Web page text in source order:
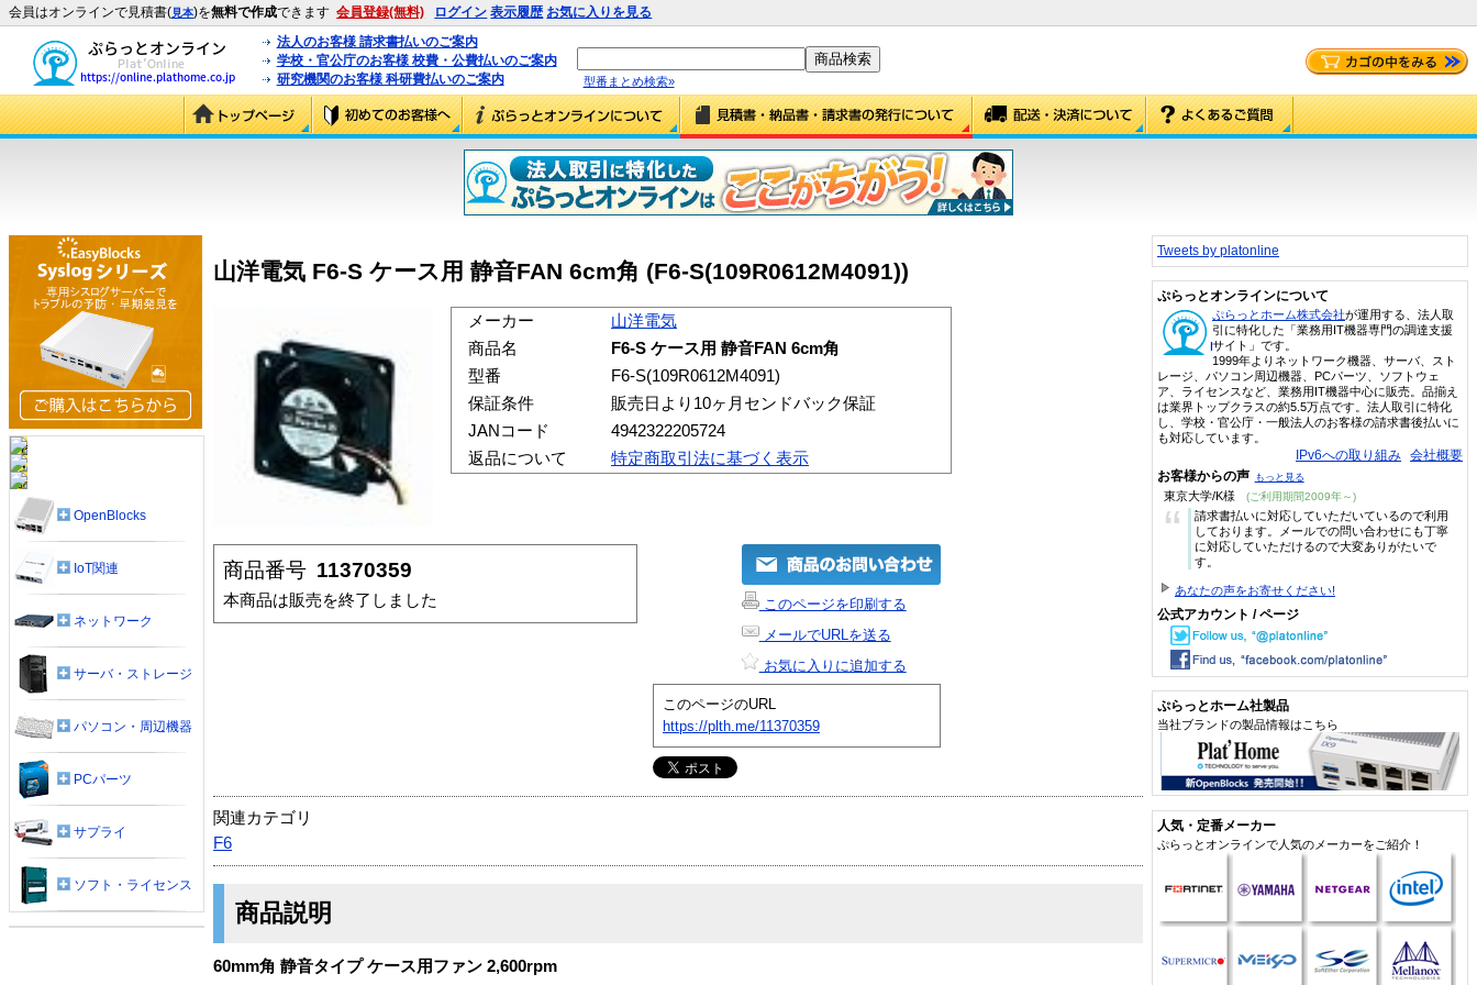
会員はオンラインで見積書(見本)を無料で作成できます 会員登録(無料) ログイン 表示履歴 お気に入りを見る
法人のお客様 請求書払いのご案内
学校・官公庁のお客様 校費・公費払いのご案内
研究機関のお客様 科研費払いのご案内
型番まとめ検索»
山洋電気 F6-S ケース用 静音FAN 6cm角 (F6-S(109R0612M4091))
メーカー
山洋電気
商品名
F6-S ケース用 静音FAN 6cm角
型番
F6-S(109R0612M4091)
保証条件
販売日より10ヶ月センドバック保証
JANコード
4942322205724
返品について
特定商取引法に基づく表示
商品番号 11370359
本商品は販売を終了しました
このページを印刷する
メールでURLを送る
お気に入りに追加する
このページのURL
https://plth.me/11370359
関連カテゴリ
F6
商品説明
60mm角 静音タイプ ケース用ファン 2,600rpm
OpenBlocks
IoT関連
ネットワーク
サーバ・ストレージ
パソコン・周辺機器
PCパーツ
サプライ
ソフト・ライセンス
Tweets by platonline
ぷらっとオンラインについて
ぷらっとホーム株式会社が運用する、法人取
引に特化した「業務用IT機器専門の調達支援
サイト」です。
1999年よりネットワーク機器、サーバ、スト
レージ、パソコン周辺機器、PCパーツ、ソフトウェ
ア、ライセンスなど、業務用IT機器中心に販売。品揃え
は業界トップクラスの約5.5万点です。法人取引に特化
し、学校・官公庁・一般法人のお客様の請求書後払いに
も対応しています。
IPv6への取り組み 会社概要
お客様からの声 もっと見る
東京大学/K様 (ご利用期間2009年～)
“
請求書払いに対応していただいているので利用
しております。メールでの問い合わせにも丁寧
に対応していただけるので大変ありがたいで
す。
あなたの声をお寄せください!
公式アカウント / ページ
ぷらっとホーム社製品
当社ブランドの製品情報はこちら
人気・定番メーカー
ぷらっとオンラインで人気のメーカーをご紹介！